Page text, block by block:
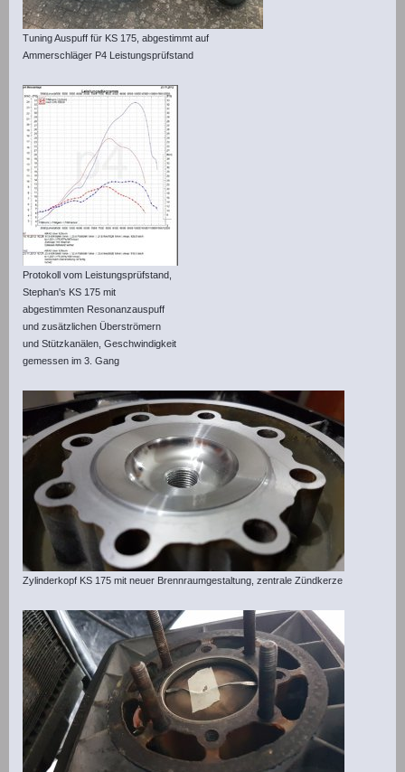
Tuning Auspuff für KS 175, abgestimmt auf
Ammerschläger P4 Leistungsprüfstand
Protokoll vom Leistungsprüfstand,
Stephan's KS 175 mit
abgestimmten Resonanzauspuff
und zusätzlichen Überströmern
und Stützkanälen, Geschwindigkeit
gemessen im 3. Gang
Zylinderkopf KS 175 mit neuer Brennraumgestaltung, zentrale Zündkerze